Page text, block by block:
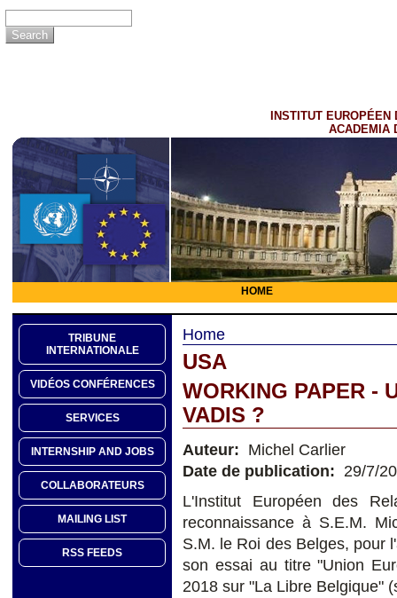
INSTITUT EUROPÉEN
ACADEMIA
HOME
TRIBUNE
INTERNATIONALE
VIDÉOS CONFÉRENCES
SERVICES
INTERNSHIP AND JOBS
COLLABORATEURS
MAILING LIST
RSS FEEDS
Home
USA
WORKING PAPER -
VADIS ?
Auteur: Michel Carlier
Date de publication: 29/7/
L'Institut Européen des
reconnaissance à S.E.M.
S.M. le Roi des Belges, pour
son essai au titre "Union
2018 sur "La Libre Belgique"